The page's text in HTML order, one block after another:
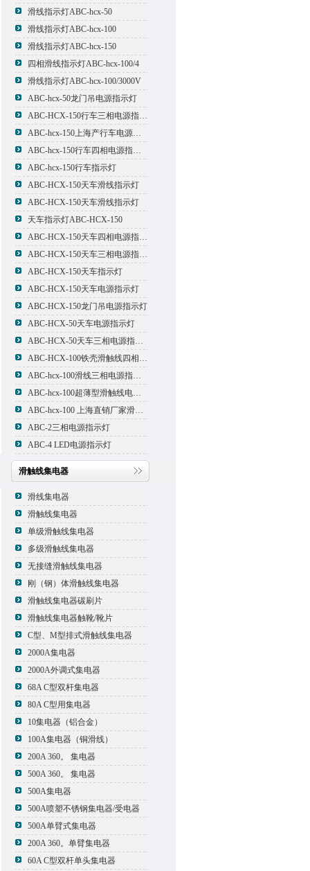
滑线指示灯ABC-hcx-50
滑线指示灯ABC-hcx-100
滑线指示灯ABC-hcx-150
四相滑线指示灯ABC-hcx-100/4
滑线指示灯ABC-hcx-100/3000V
ABC-hcx-50龙门吊电源指示灯
ABC-HCX-150行车三相电源指示灯
ABC-hcx-150上海产行车电源指示灯
ABC-hcx-150行车四相电源指示灯
ABC-hcx-150行车指示灯
ABC-HCX-150天车滑线指示灯
ABC-HCX-150天车滑线指示灯
天车指示灯ABC-HCX-150
ABC-HCX-150天车四相电源指示灯
ABC-HCX-150天车三相电源指示灯
ABC-HCX-150天车指示灯
ABC-HCX-150天车电源指示灯
ABC-HCX-150龙门吊电源指示灯
ABC-HCX-50天车电源指示灯
ABC-HCX-50天车三相电源指示灯
ABC-HCX-100铁壳滑触线四相电源指示灯
ABC-hcx-100滑线三相电源指示灯
ABC-hcx-100超薄型滑触线电源指示灯
ABC-hcx-100 上海直销厂家滑触线指示灯
ABC-2三相电源指示灯
ABC-4 LED电源指示灯
滑触线集电器
滑线集电器
滑触线集电器
单级滑触线集电器
多级滑触线集电器
无接缝滑触线集电器
刚（钢）体滑触线集电器
滑触线集电器碳刷片
滑触线集电器触靴/靴片
C型、M型排式滑触线集电器
2000A集电器
2000A外调式集电器
68A C型双杆集电器
80A C型用集电器
10集电器（铝合金）
100A集电器（铜滑线）
200A 360。 集电器
500A 360。 集电器
500A集电器
500A喷塑不锈钢集电器/受电器
500A单臂式集电器
200A 360。单臂集电器
60A C型双杆单头集电器